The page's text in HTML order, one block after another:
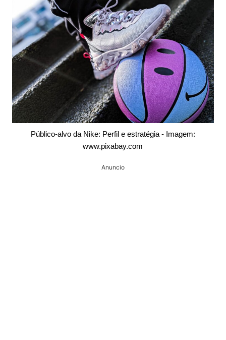
Público-alvo da Nike: Perfil e estratégia - Imagem:
www.pixabay.com
Anuncio